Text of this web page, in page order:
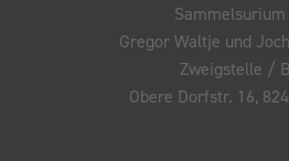
Sammelsurium
Gregor Waltje und
Zweigstelle /
Obere Dorfstr. 16,